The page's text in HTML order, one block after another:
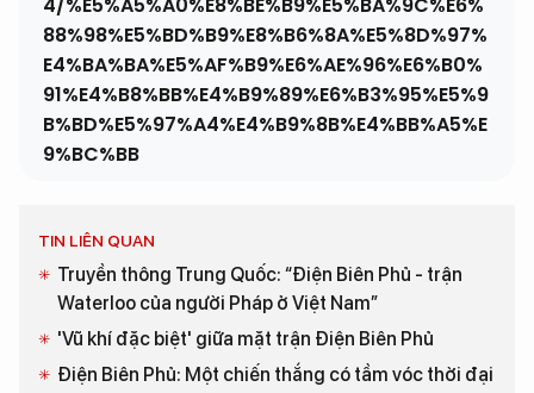
88%98%E5%BD%B9%E8%B6%8A%E5%8D%97%
E4%BA%BA%E5%AF%B9%E6%AE%96%E6%B0%
91%E4%B8%BB%E4%B9%89%E6%B3%95%E5%9
B%BD%E5%97%A4%E4%B9%8B%E4%BB%A5%E
9%BC%BB
TIN LIÊN QUAN
Truyền thông Trung Quốc: “Điện Biên Phủ - trận
Waterloo của người Pháp ở Việt Nam”
'Vũ khí đặc biệt' giữa mặt trận Điện Biên Phủ
Điện Biên Phủ: Một chiến thắng có tầm vóc thời đại